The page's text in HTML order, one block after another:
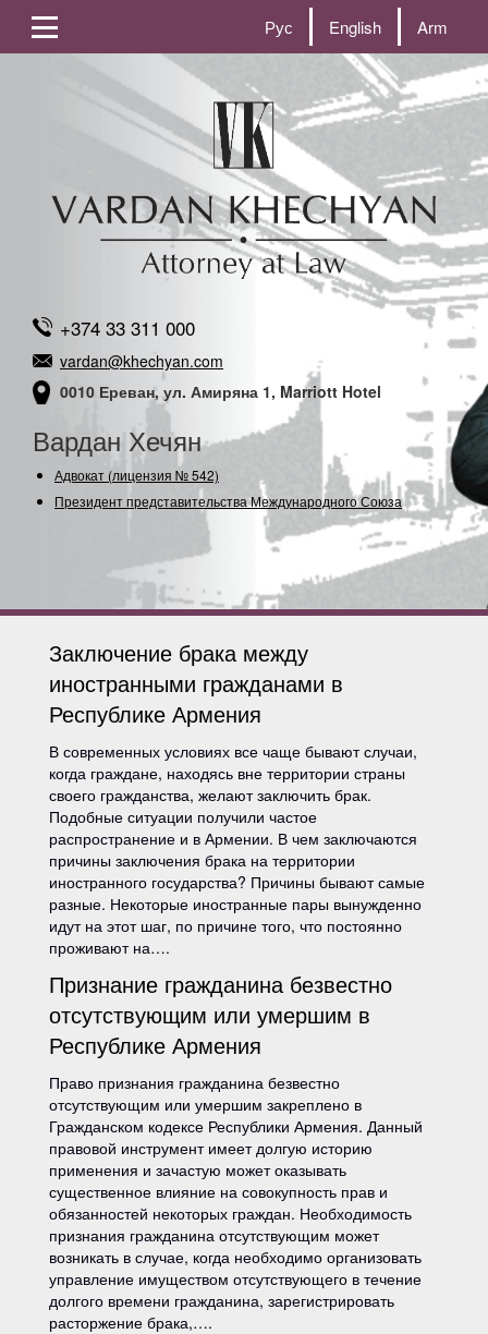
Рус English Arm
+374 33 311 000
vardan@khechyan.com
0010 Ереван, ул. Амиряна 1, Marriott Hotel
Вардан Хечян
Адвокат (лицензия № 542)
Президент представительства Международного Союза (Сод
Заключение брака между
иностранными гражданами в
Республике Армения
В современных условиях все чаще бывают случаи,
когда граждане, находясь вне территории страны
своего гражданства, желают заключить брак.
Подобные ситуации получили частое
распространение и в Армении. В чем заключаются
причины заключения брака на территории
иностранного государства? Причины бывают самые
разные. Некоторые иностранные пары вынужденно
идут на этот шаг, по причине того, что постоянно
проживают на….
Признание гражданина безвестно
отсутствующим или умершим в
Республике Армения
Право признания гражданина безвестно
отсутствующим или умершим закреплено в
Гражданском кодексе Республики Армения. Данный
правовой инструмент имеет долгую историю
применения и зачастую может оказывать
существенное влияние на совокупность прав и
обязанностей некоторых граждан. Необходимость
признания гражданина отсутствующим может
возникать в случае, когда необходимо организовать
управление имуществом отсутствующего в течение
долгого времени гражданина, зарегистрировать
расторжение брака,….